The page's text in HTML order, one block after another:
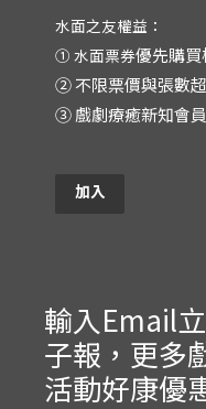
水面之友權益：
① 水面票券優先購買
②不限票價與張數
③戲劇療癒新知會
加入
輸入Email
子報，更多
活動好康優